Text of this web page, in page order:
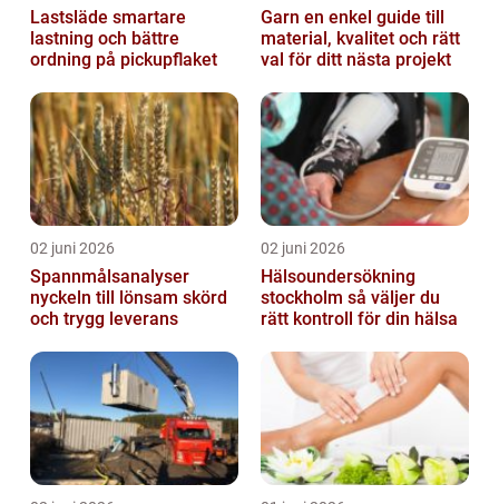
Lastsläde smartare
lastning och bättre
ordning på pickupflaket
Garn en enkel guide till
material, kvalitet och rätt
val för ditt nästa projekt
02 juni 2026
Spannmålsanalyser
nyckeln till lönsam skörd
och trygg leverans
02 juni 2026
Hälsoundersökning
stockholm så väljer du
rätt kontroll för din hälsa